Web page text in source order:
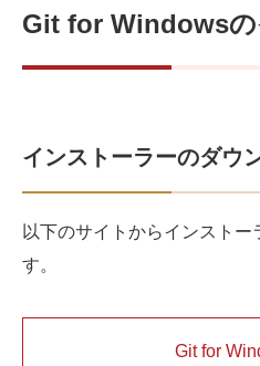
Git for Windows
インストーラーのダウ
以下のサイトからインストー
す。
Git for